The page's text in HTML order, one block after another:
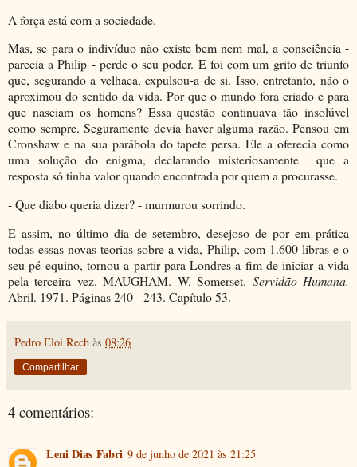
A força está com a sociedade.
Mas, se para o indivíduo não existe bem nem mal, a consciência -
parecia a Philip - perde o seu poder. E foi com um grito de triunfo
que, segurando a velhaca, expulsou-a de si. Isso, entretanto, não o
aproximou do sentido da vida. Por que o mundo fora criado e para
que nasciam os homens? Essa questão continuava tão insolúvel
como sempre. Seguramente devia haver alguma razão. Pensou em
Cronshaw e na sua parábola do tapete persa. Ele a oferecia como
uma solução do enigma, declarando misteriosamente que a
resposta só tinha valor quando encontrada por quem a procurasse.
- Que diabo queria dizer? - murmurou sorrindo.
E assim, no último dia de setembro, desejoso de por em prática
todas essas novas teorias sobre a vida, Philip, com 1.600 libras e o
seu pé equino, tornou a partir para Londres a fim de iniciar a vida
pela terceira vez. MAUGHAM. W. Somerset. Servidão Humana.
Abril. 1971. Páginas 240 - 243. Capítulo 53.
Pedro Eloi Rech às 08:26
Compartilhar
4 comentários:
Leni Dias Fabri 9 de junho de 2021 às 21:25